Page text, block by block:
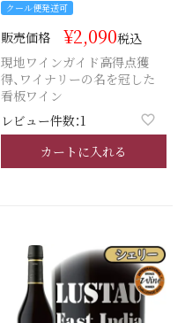
クール便発送可
販売価格 ¥2,090税込
現地ワインガイド高得点獲
得、ワイナリーの名を冠した
看板ワイン
レビュー件数：1
カートに入れる